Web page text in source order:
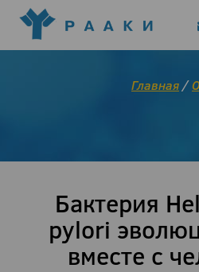
Клинические
EAACI/РААКИ
Цифровой
Главная/
Бактерия
pylori
вместе с